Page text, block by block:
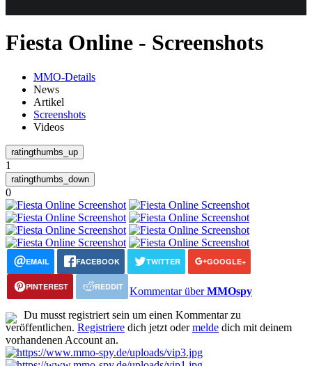
Fiesta Online - Screenshots
MMO-Details
News
Artikel
Screenshots
Videos
1
0
EMAIL FACEBOOK TWITTER GOOGLE+
PINTEREST REDDIT Kommentar überMMOspy
Du musst registriert sein um einen Kommentar zu
veröffentlichen. Registriere dich jetzt odermelde dich mit deinem
vorhandenen Account an.